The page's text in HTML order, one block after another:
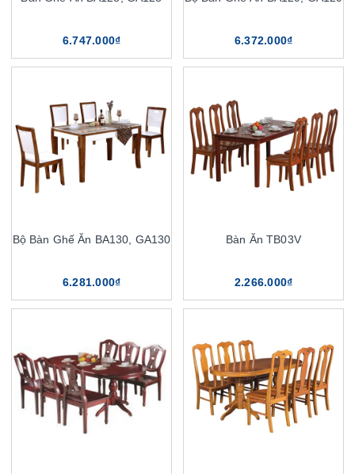
6.747.000₫ 6.372.000₫
Bộ Bàn Ghế Ăn BA130, GA130
6.281.000₫
Bàn Ăn TB03V
2.266.000₫